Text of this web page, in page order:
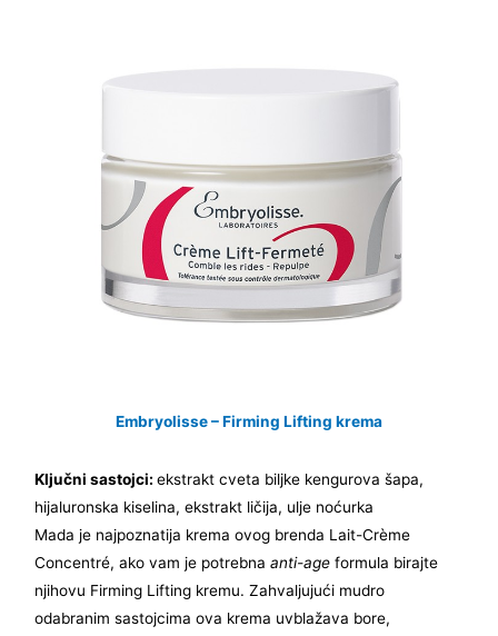
Embryolisse – Firming Lifting krema
Ključni sastojci:ekstrakt cveta biljke kengurova šapa,
hijaluronska kiselina, ekstrakt ličija, ulje noćurka
Mada je najpoznatija krema ovog brenda Lait-Crème
Concentré, ako vam je potrebnaanti-age formula birajte
njihovu Firming Lifting kremu. Zahvaljujući mudro
odabranim sastojcima ova krema uvblažava bore,